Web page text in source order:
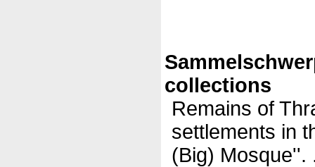
collections
Remains of
settlements in
(Big) Mosque''.